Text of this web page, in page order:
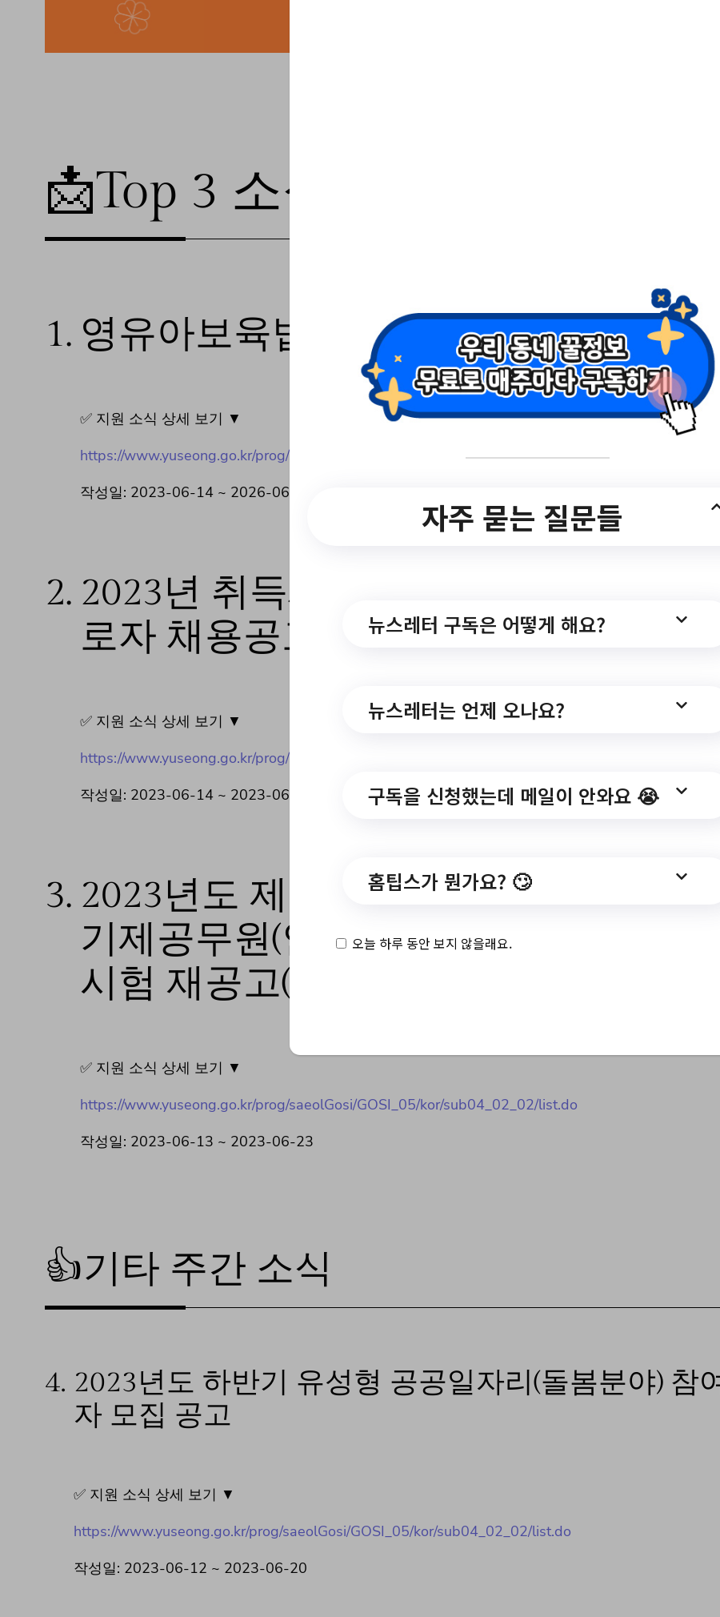
📩Top 3 소식❕
1. 영유아보육법 위반 어린이집 명단 공표
✅ 지원 소식 상세 보기 ▼
https://www.yuseong.go.kr/prog/saeolGosi/GOSI/kor/sub04_02_01/list.do
작성일: 2023-06-14 ~ 2026-06-13
2. 2023년 취득세 과세자료입력 기간제근
로자 채용공고
✅ 지원 소식 상세 보기 ▼
https://www.yuseong.go.kr/prog/saeolGosi/GOSI_05/kor/sub04_02_02/list.do
작성일: 2023-06-14 ~ 2023-06-20
3. 2023년도 제3회 대전광역시 유성구 임
기제공무원(안전관리자) 경력경쟁임용
시험 재공고(3차)
✅ 지원 소식 상세 보기 ▼
https://www.yuseong.go.kr/prog/saeolGosi/GOSI_05/kor/sub04_02_02/list.do
작성일: 2023-06-13 ~ 2023-06-23
👍기타 주간 소식
4. 2023년도 하반기 유성형 공공일자리(돌봄분야) 참
자 모집 공고
✅ 지원 소식 상세 보기 ▼
https://www.yuseong.go.kr/prog/saeolGosi/GOSI_05/kor/sub04_02_02/list.do
작성일: 2023-06-12 ~ 2023-06-20
자주 묻는 질문들
뉴스레터 구독은 어떻게 해요?
뉴스레터는 언제 오나요?
구독을 신청했는데 메일이 안와요 😭
홈팁스가 뭔가요? 🙄
오늘 하루 동안 보지 않을래요.